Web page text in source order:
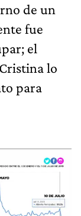
de un
fue
el
lo
para